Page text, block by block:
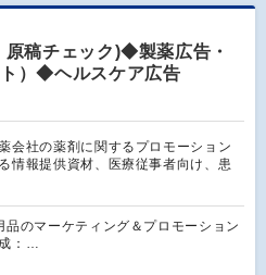
稿チェック)◆製薬広告・
）◆ヘルスケア広告
会社の薬剤に関するプロモーション
情報提供資材、医療従事者向け、患
のマーケティング＆プロモーション
：…